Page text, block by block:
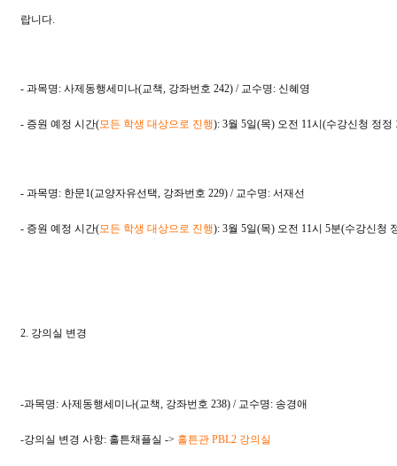
랍니다.
- 과목명: 사제동행세미나(교책, 강좌번호 242) / 교수명: 신혜영
- 증원 예정 시간(모든 학생 대상으로 진행): 3월 5일(목) 오전 11시(수강신청 정
- 과목명: 한문1(교양자유선택, 강좌번호 229) / 교수명: 서재선
- 증원 예정 시간(모든 학생 대상으로 진행): 3월 5일(목) 오전 11시 5분(수강신청
2. 강의실 변경
-과목명: 사제동행세미나(교책, 강좌번호 238) / 교수명: 송경애
-강의실 변경 사항: 홀튼채플실 -> 홀튼관 PBL2 강의실